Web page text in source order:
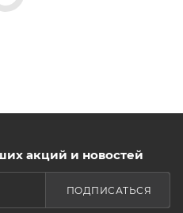
акций и новостей
ПОДПИСАТЬСЯ